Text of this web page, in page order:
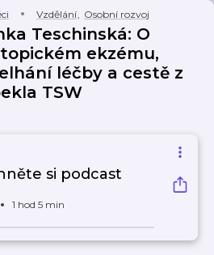
Vzdělání, Osobní rozvoj
Teschinská: O
ekzému,
léčby a cestě z
TSW
si podcast
1 hod 5 min